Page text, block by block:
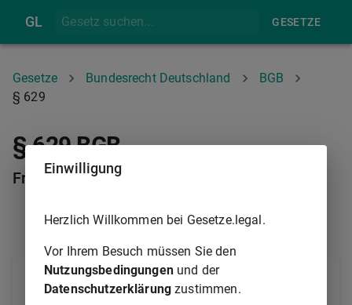
GL GESETZE
Gesetze Bundesrecht Deutschland
BGB
§ 629
§ 629 BGB
Freizeit zur Stellungssuche
Nach der Kündigung eines dauernden
Dienstverhältnisses hat der Dienstberechtigte dem
Einwilligung
Herzlich Willkommen bei Gesetze.legal.
Vor Ihrem Besuch müssen Sie den
Nutzungsbedingungenund der
Datenschutzerklärung zustimmen.